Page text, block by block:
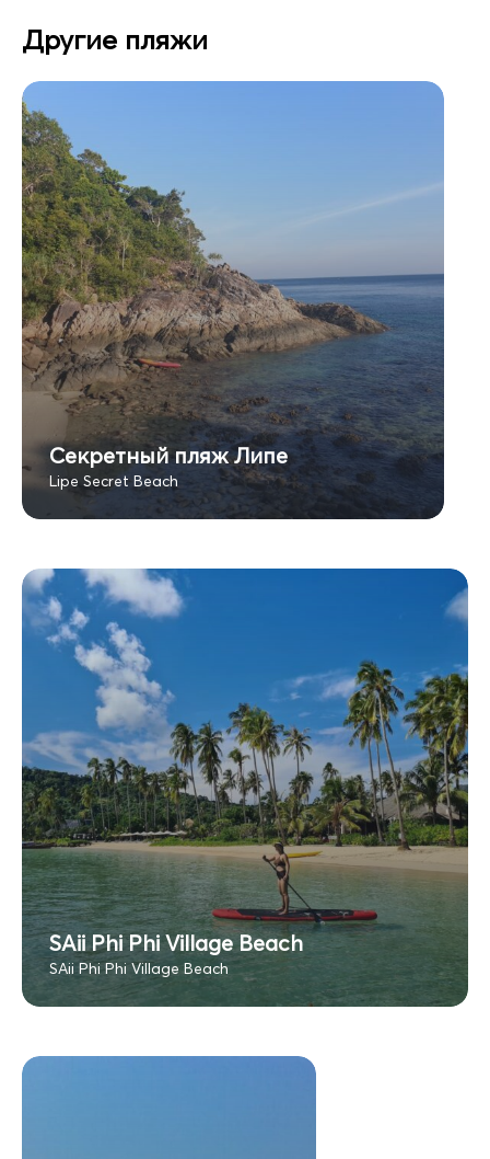
Другие пляжи
Секретный пляж Липе
Lipe Secret Beach
SAii Phi Phi Village Beach
SAii Phi Phi Village Beach